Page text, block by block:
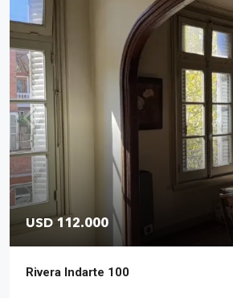
USD 112.000
Rivera Indarte 100